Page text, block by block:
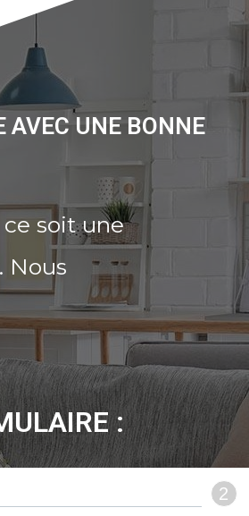
AVEC UNE BONNE
soit une
Nous
:
2